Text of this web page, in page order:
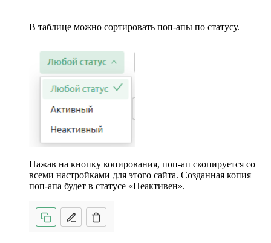
В таблице можно сортировать поп-апы по статусу.
Нажав на кнопку копирования, поп-ап скопируется со
всеми настройками для этого сайта. Созданная копия
поп-апа будет в статусе «Неактивен».